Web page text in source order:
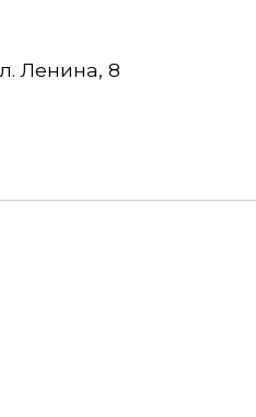
Ленина, 8